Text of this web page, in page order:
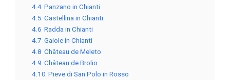
4.4 Panzano in Chianti
4.5 Castellina in Chianti
4.6 Radda in Chianti
4.7 Gaiole in Chianti
4.8 Château de Meleto
4.9 Château de Brolio
4.10 Pieve di San Polo in Rosso